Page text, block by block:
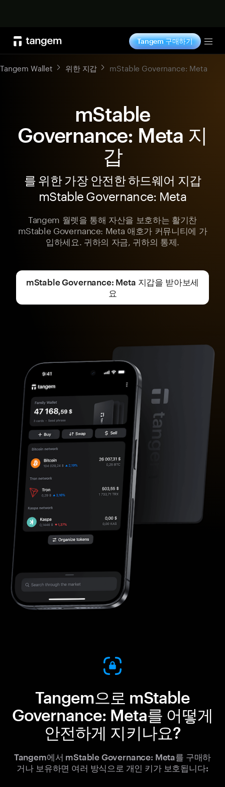
Tangem 구매하기
Tangem Wallet 위한 지갑 mStable Governance: Meta
mStable
Governance: Meta 지
갑
를 위한 가장 안전한 하드웨어 지갑
mStable Governance: Meta
Tangem 월렛을 통해 자산을 보호하는 활기찬
mStable Governance: Meta 애호가 커뮤니티에 가
입하세요. 귀하의 자금, 귀하의 통제.
mStable Governance: Meta 지갑을 받아보세
요
Tangem으로 mStable
Governance: Meta를 어떻게
안전하게 지키나요?
Tangem에서 mStable Governance: Meta를 구매하
거나 보유하면 여러 방식으로 개인 키가 보호됩니다: